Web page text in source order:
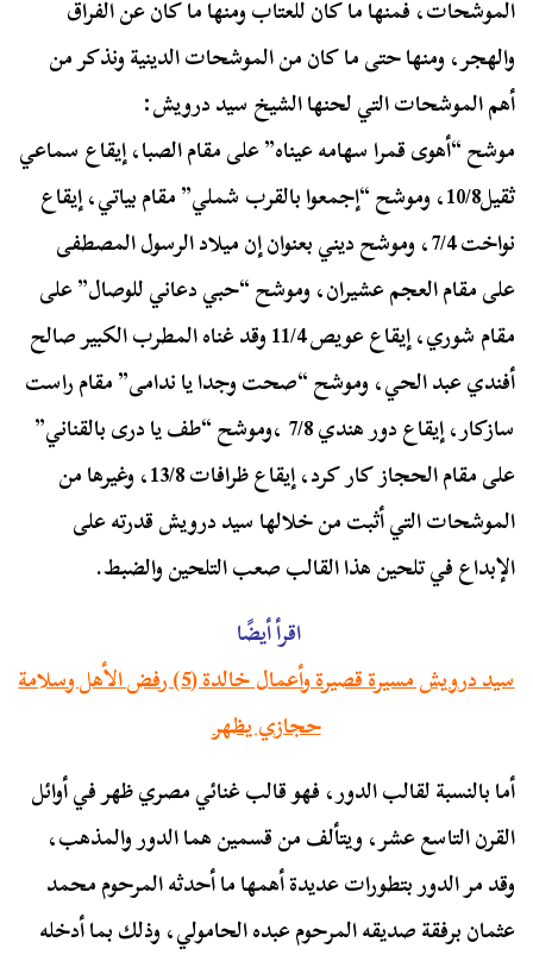
الموشحات، فمنها ما كان للعتاب ومنها ما كان عن الفراق
والهجر، ومنها حتى ما كان من الموشحات الدينية ونذكر من
أهم الموشحات التي لحنها الشيخ سيد درويش:
موشح “أهوى قمرا سهامه عيناه” على مقام الصبا، إيقاع سماعي
ثقيل10/8، وموشح “إجمعوا بالقرب شملي” مقام بياتي، إيقاع
نواخت 7/4، وموشح ديني بعنوان إن ميلاد الرسول المصطفى
على مقام العجم عشيران، وموشح “حبي دعاني للوصال” على
مقام شوري، إيقاع عويص 11/4 وقد غناه المطرب الكبير صالح
أفندي عبد الحي، وموشح “صحت وجدا يا ندامى” مقام راست
سازكار، إيقاع دور هندي 7/8 ،وموشح “طف يا درى بالقناني”
على مقام الحجاز كار كرد، إيقاع ظرافات 13/8، وغيرها من
الموشحات التي أثبت من خلالها سيد درويش قدرته على
الإبداع في تلحين هذا القالب صعب التلحين والضبط.
اقرأ أيضًا
سيد درويش مسيرة قصيرة وأعمال خالدة (5) رفض الأهل وسلامة
حجازي يظهر
أما بالنسبة لقالب الدور، فهو قالب غنائي مصري ظهر في أوائل
القرن التاسع عشر، ويتألف من قسمين هما الدور والمذهب،
وقد مر الدور بتطورات عديدة أهمها ما أحدثه المرحوم محمد
عثمان برفقة صديقه المرحوم عبده الحامولي، وذلك بما أدخله